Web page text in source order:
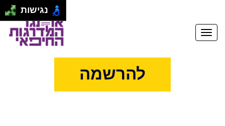
להרשמה
נגישות